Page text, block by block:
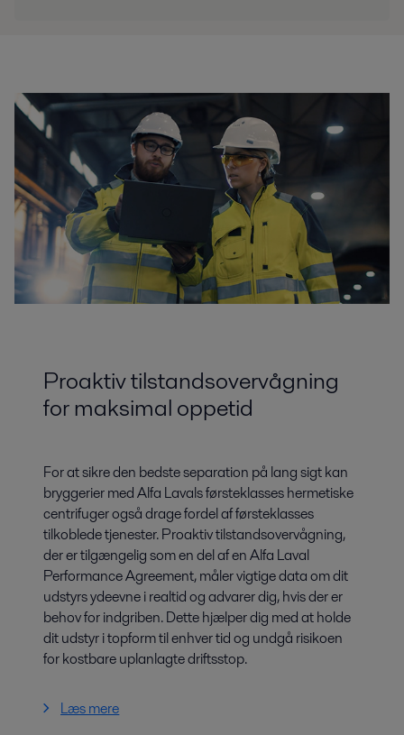
Proaktiv tilstandsovervågning
for maksimal oppetid
For at sikre den bedste separation på lang sigt kan
bryggerier med Alfa Lavals førsteklasses hermetiske
centrifuger også drage fordel af førsteklasses
tilkoblede tjenester. Proaktiv tilstandsovervågning,
der er tilgængelig som en del af en Alfa Laval
Performance Agreement, måler vigtige data om dit
udstyrs ydeevne i realtid og advarer dig, hvis der er
behov for indgriben. Dette hjælper dig med at holde
dit udstyr i topform til enhver tid og undgå risikoen
for kostbare uplanlagte driftsstop.
Læs mere